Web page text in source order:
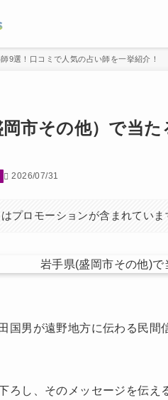
9選！口コミで人気の占い師を一挙紹介！
市その他）で当
2026/07/31
プロモーションが含まれていま
国男が遠野地方に伝わる民
ろし、そのメッセージを伝え